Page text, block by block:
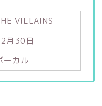
VILLAINS
月30日
ーカル